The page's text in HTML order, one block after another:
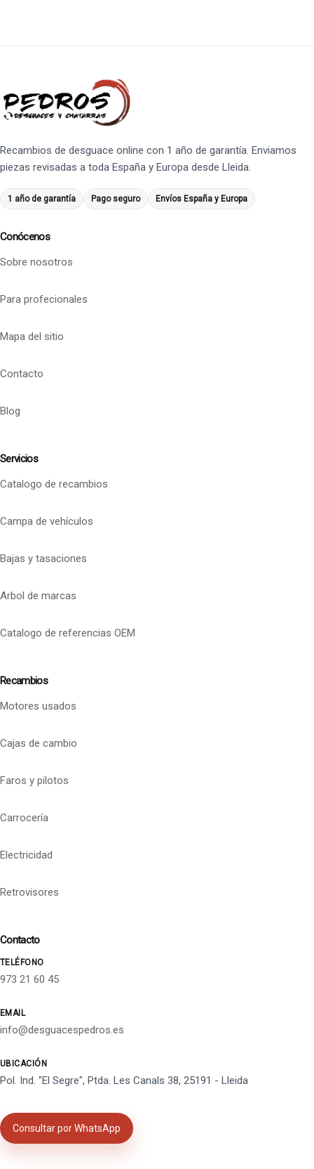
Recambios de desguace online con 1 año de garantía. Enviamos
piezas revisadas a toda España y Europa desde Lleida.
1 año de garantía Pago seguro Envíos España y Europa
Conócenos
Sobre nosotros
Para profecionales
Mapa del sitio
Contacto
Blog
Servicios
Catalogo de recambios
Campa de vehículos
Bajas y tasaciones
Arbol de marcas
Catalogo de referencias OEM
Recambios
Motores usados
Cajas de cambio
Faros y pilotos
Carrocería
Electricidad
Retrovisores
Contacto
TELÉFONO
973 21 60 45
EMAIL
info@desguacespedros.es
UBICACIÓN
Pol. Ind. "El Segre", Ptda. Les Canals 38, 25191 - Lleida
Consultar por WhatsApp